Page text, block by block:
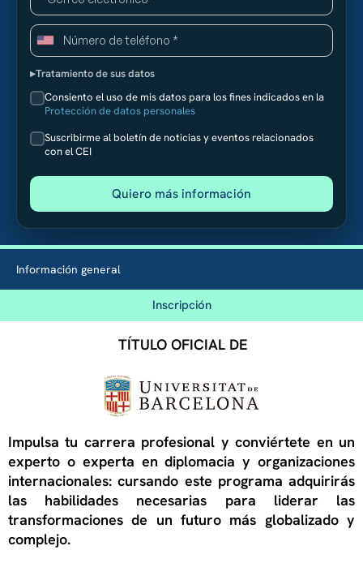
Tratamiento de sus datos
Consiento el uso de mis datos para los fines indicados en la
Protección de datos personales
Suscribirme al boletín de noticias y eventos relacionados
con el CEI
Información general
Inscripción
TÍTULO OFICIAL DE
Impulsa tu carrera profesional y conviértete en un
experto o experta en diplomacia y organizaciones
internacionales: cursando este programa adquirirás
las habilidades necesarias para liderar las
transformaciones de un futuro más globalizado y
complejo.